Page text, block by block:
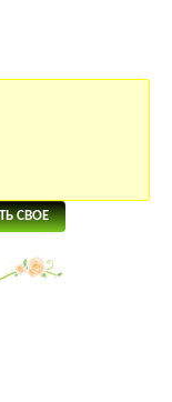
кукушка
СВОЕ